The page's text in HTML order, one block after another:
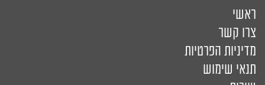
ראשי
צרו קשר
מדיניות הפרטיות
תנאי שימוש